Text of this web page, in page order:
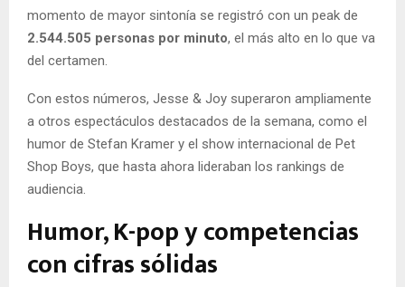
momento de mayor sintonía se registró con un peak de
2.544.505 personas por minuto, el más alto en lo que va
del certamen.
Con estos números, Jesse & Joy superaron ampliamente
a otros espectáculos destacados de la semana, como el
humor de Stefan Kramer y el show internacional de Pet
Shop Boys, que hasta ahora lideraban los rankings de
audiencia.
Humor, K-pop y competencias
con cifras sólidas